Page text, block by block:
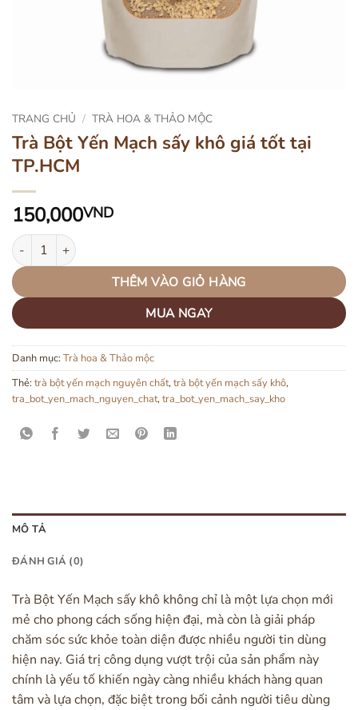
TRANG CHỦ / TRÀ HOA & THẢO MỘC
Trà Bột Yến Mạch sấy khô giá tốt tại
TP.HCM
150,000VND
Trà Bột Yến Mạch sấy khô giá tốt tại TP.HCM số lượng
THÊM VÀO GIỎ HÀNG
MUA NGAY
Danh mục:Trà hoa & Thảo mộc
Thẻ:trà bột yến mạch nguyên chất, trà bột yến mạch sấy khô,
tra_bot_yen_mach_nguyen_chat, tra_bot_yen_mach_say_kho
MÔ TẢ
ĐÁNH GIÁ (0)
Trà Bột Yến Mạch sấy khô không chỉ là một lựa chọn mới
mẻ cho phong cách sống hiện đại, mà còn là giải pháp
chăm sóc sức khỏe toàn diện được nhiều người tin dùng
hiện nay. Giá trị công dụng vượt trội của sản phẩm này
chính là yếu tố khiến ngày càng nhiều khách hàng quan
tâm và lựa chọn, đặc biệt trong bối cảnh người tiêu dùng